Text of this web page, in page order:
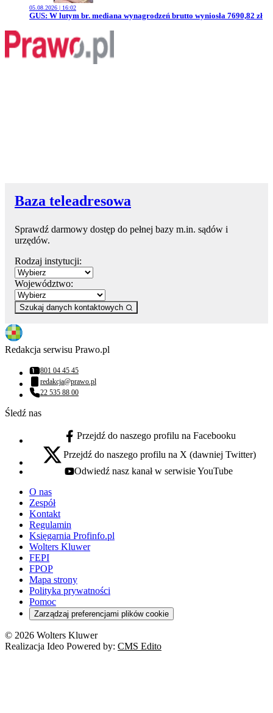
05.08.2026 | 16:02
Przejdź do artykułu:
GUS: W lutym br. mediana wynagrodzeń brutto wyniosła 7690,82 zł
Baza teleadresowa
Sprawdź darmowy dostęp do pełnej bazy m.in. sądów i
urzędów.
Rodzaj instytucji:
Województwo:
Szukaj danych kontaktowych
Redakcja serwisu Prawo.pl
Numer telefonu:
801 04 45 45
Adres email:
redakcja@prawo.pl
Numer telefonu:
22 535 88 00
Śledź nas
facebook - otwiera się w nowej karcie
Przejdź do naszego profilu na Facebooku
x - otwiera się w nowej karcie
Przejdź do naszego profilu na X (dawniej Twitter)
youtube - otwiera się w nowej karcie
Odwiedź nasz kanał w serwisie YouTube
O nas
Zespół
Kontakt
Regulamin
Księgarnia Profinfo.pl
Wolters Kluwer
FEPI
FPOP
Mapa strony
Polityka prywatności
Pomoc
Zarządzaj preferencjami plików cookie
© 2026 Wolters Kluwer
Realizacja Ideo Powered by: CMS Edito